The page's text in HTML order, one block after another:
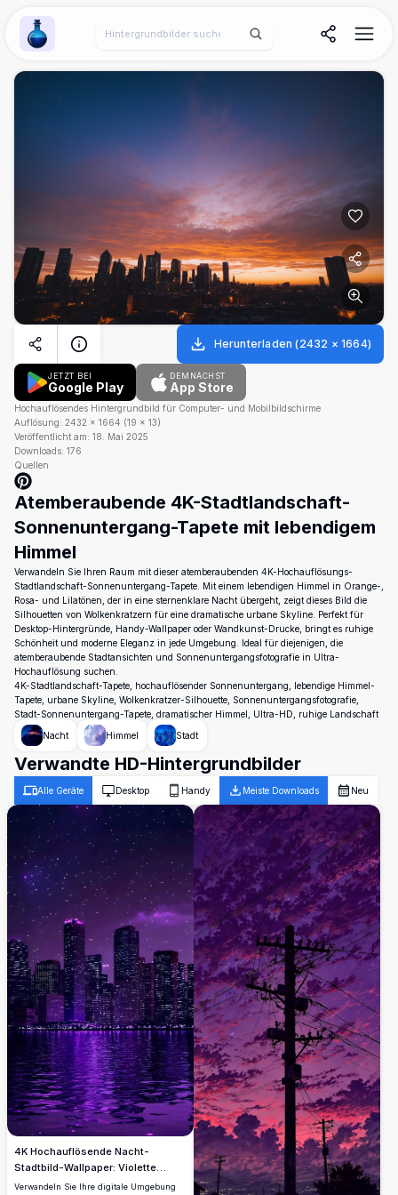
Wallpaper Alchemy
Herunterladen (2432 × 1664)
JETZT BEI
Google Play
DEMNÄCHST
App Store
Hochauflösendes Hintergrundbild für Computer- und Mobilbildschirme
Auflösung: 2432 × 1664 (19 × 13)
Veröffentlicht am: 18. Mai 2025
Downloads: 176
Quellen
Atemberaubende 4K-Stadtlandschaft-
Sonnenuntergang-Tapete mit lebendigem
Himmel
Verwandeln Sie Ihren Raum mit dieser atemberaubenden 4K-Hochauflösungs-
Stadtlandschaft-Sonnenuntergang-Tapete. Mit einem lebendigen Himmel in Orange-,
Rosa- und Lilatönen, der in eine sternenklare Nacht übergeht, zeigt dieses Bild die
Silhouetten von Wolkenkratzern für eine dramatische urbane Skyline. Perfekt für
Desktop-Hintergründe, Handy-Wallpaper oder Wandkunst-Drucke, bringt es ruhige
Schönheit und moderne Eleganz in jede Umgebung. Ideal für diejenigen, die
atemberaubende Stadtansichten und Sonnenuntergangsfotografie in Ultra-
Hochauflösung suchen.
4K-Stadtlandschaft-Tapete, hochauflösender Sonnenuntergang, lebendige Himmel-
Tapete, urbane Skyline, Wolkenkratzer-Silhouette, Sonnenuntergangsfotografie,
Stadt-Sonnenuntergang-Tapete, dramatischer Himmel, Ultra-HD, ruhige Landschaft
Nacht
Himmel Stadt
Verwandte HD-Hintergrundbilder
Alle Geräte Desktop Handy Meiste Downloads Neu
4K Hochauflösende Nacht-
Stadtbild-Wallpaper: Violette
Himmel
Verwandeln Sie Ihre digitale Umgebung